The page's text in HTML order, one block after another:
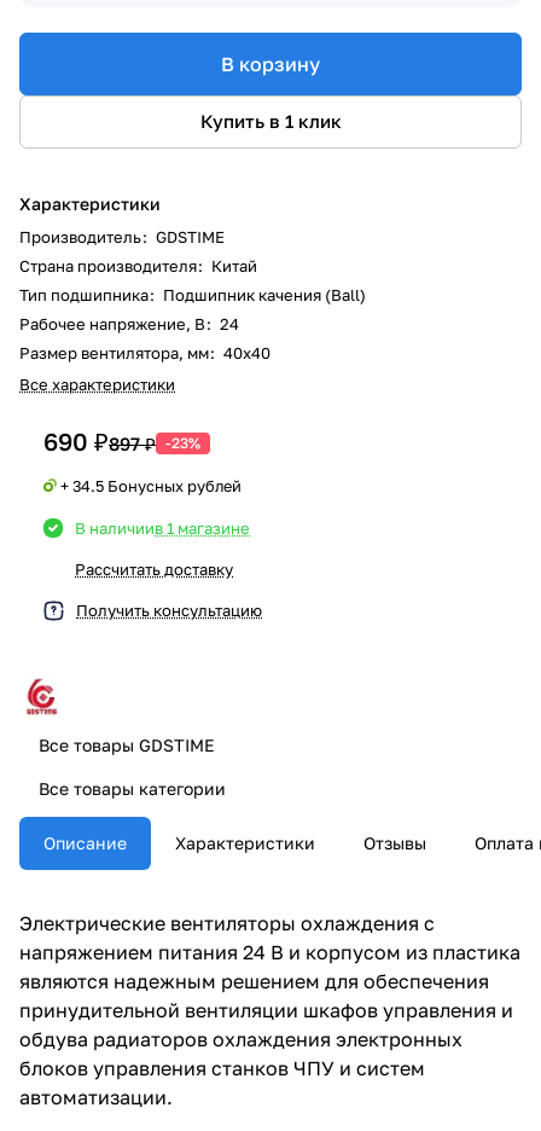
В корзину
Купить в 1 клик
Характеристики
Производитель: GDSTIME
Страна производителя: Китай
Тип подшипника: Подшипник качения (Ball)
Рабочее напряжение, В: 24
Размер вентилятора, мм: 40x40
Все характеристики
690 ₽897 ₽ -23%
+ 34.5 Бонусных рублей
В наличиив 1 магазине
Рассчитать доставку
Получить консультацию
Все товары GDSTIME
Все товары категории
Описание Характеристики Отзывы Оплата
Электрические вентиляторы охлаждения с
напряжением питания 24 В и корпусом из пластика
являются надежным решением для обеспечения
принудительной вентиляции шкафов управления и
обдува радиаторов охлаждения электронных
блоков управления станков ЧПУ и систем
автоматизации.